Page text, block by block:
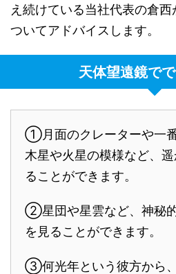
え続けている当社代表の倉
ついてアドバイスします。
天体望遠鏡で
①月面のクレーターや一番
木星や火星の模様など、
ることができます。
②星団や星雲など、神秘
を見ることができます。
③何光年という彼方から